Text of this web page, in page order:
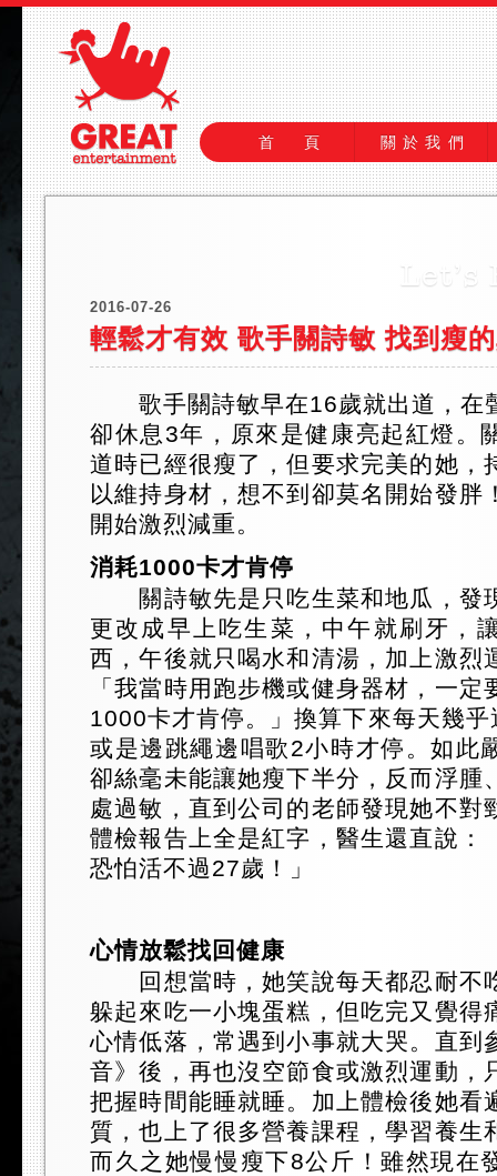
首 頁 關於我們
2016-07-26
輕鬆才有效 歌手關詩敏 找到瘦
歌手關詩敏早在16歲就出道，在
卻休息3年，原來是健康亮起紅燈。
道時已經很瘦了，但要求完美的她，
以維持身材，想不到卻莫名開始發胖
開始激烈減重。
消耗1000卡才肯停
關詩敏先是只吃生菜和地瓜，發
更改成早上吃生菜，中午就刷牙，
西，午後就只喝水和清湯，加上激烈
「我當時用跑步機或健身器材，一定
1000卡才肯停。」換算下來每天幾
或是邊跳繩邊唱歌2小時才停。如此
卻絲毫未能讓她瘦下半分，反而浮腫
處過敏，直到公司的老師發現她不對
體檢報告上全是紅字，醫生還直說：
恐怕活不過27歲！」
心情放鬆找回健康
回想當時，她笑說每天都忍耐不
躲起來吃一小塊蛋糕，但吃完又覺得
心情低落，常遇到小事就大哭。直到
音》後，再也沒空節食或激烈運動，
把握時間能睡就睡。加上體檢後她看
質，也上了很多營養課程，學習養生
而久之她慢慢瘦下8公斤！雖然現在